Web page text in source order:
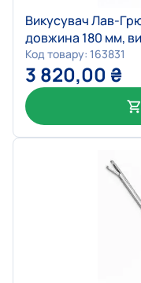
Викусувач Лав-
довжина 180 мм,
Код товару: 163831
3 820,00 ₴